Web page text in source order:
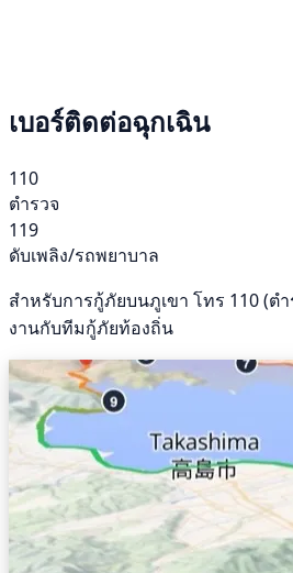
เบอร์ติดต่อฉุกเฉิน
110
ตำรวจ
119
ดับเพลิง/รถพยาบาล
สำหรับการกู้ภัยบนภูเขา โทร 110 (ต
งานกับทีมกู้ภัยท้องถิ่น